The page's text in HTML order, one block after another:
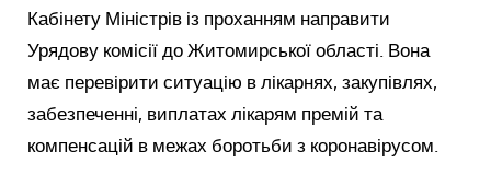
Кабінету Міністрів із проханням направити
Урядову комісії до Житомирської області. Вона
має перевірити ситуацію в лікарнях, закупівлях,
забезпеченні, виплатах лікарям премій та
компенсацій в межах боротьби з коронавірусом.